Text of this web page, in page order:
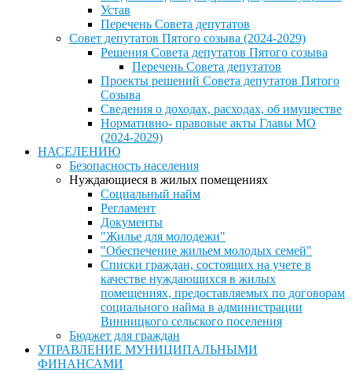
Устав
Перечень Совета депутатов
Совет депутатов Пятого созыва (2024-2029)
Решения Совета депутатов Пятого созыва
Перечень Совета депутатов
Проекты решений Совета депутатов Пятого
Созыва
Сведения о доходах, расходах, об имуществе
Нормативно- правовые акты Главы МО
(2024-2029)
НАСЕЛЕНИЮ
Безопасность населения
Нуждающиеся в жилых помещениях
Социальный найм
Регламент
Документы
"Жилье для молодежи"
"Обеспечение жильем молодых семей"
Списки граждан, состоящих на учете в
качестве нуждающихся в жилых
помещениях, предоставляемых по договорам
социального найма в администрации
Винницкого сельского поселения
Бюджет для граждан
УПРАВЛЕНИЕ МУНИЦИПАЛЬНЫМИ
ФИНАНСАМИ